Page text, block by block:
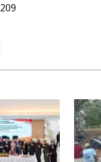
209